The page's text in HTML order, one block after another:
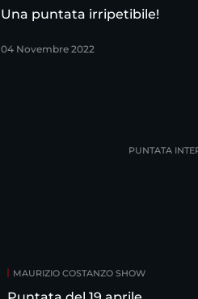
Una puntata irripetibile!
04 Novembre 2022
MAURIZIO COSTANZO SHOW
PUNTATA